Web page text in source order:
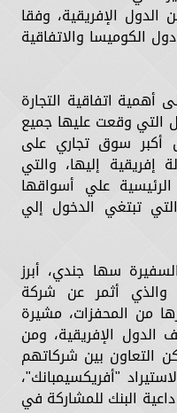
الإفريقية، وفقا
الكوميسا والاتفاقية
اتفاقية التجارة
التي وقعت عليها جميع
أكبر سوق تجاري على
لانضمام ٥٤ دولة إفريقية إليها، والتي
علي أسواقها
تبتغي الدخول إلي
سها جندي، أبرز
والذي أثمر عن شركة
من المحفزات، مشيرة
الإفريقية، ومن
التعاون بين شركاتهم
"أفريكسيمبانك"،
البنك للمشاركة في